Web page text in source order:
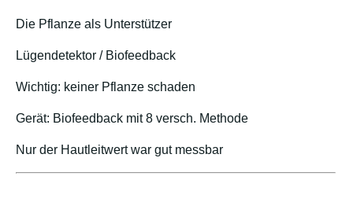
Die Pflanze als Unterstützer
Lügendetektor / Biofeedback
Wichtig: keiner Pflanze schaden
Gerät: Biofeedback mit 8 versch. Methode
Nur der Hautleitwert war gut messbar